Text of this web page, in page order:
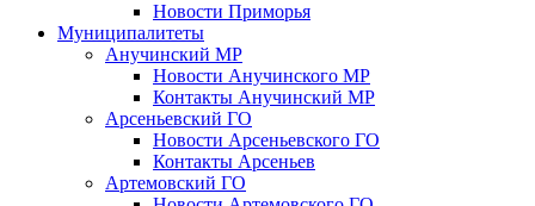
Новости Приморья
Муниципалитеты
Анучинский МР
Новости Анучинского МР
Контакты Анучинский МР
Арсеньевский ГО
Новости Арсеньевского ГО
Контакты Арсеньев
Артемовский ГО